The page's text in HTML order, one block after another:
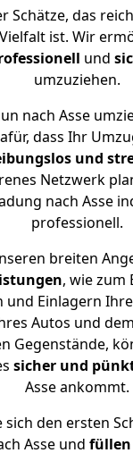
Schätze, das
ist. Wir
und
umzuziehen.
nach Asse
dass Ihr
und
Netzwerk
nach Asse
professionell.
breiten
, wie zum
und Einlagern
Autos und
Gegenstände,
sicher und
Asse ankommt.
sich den ersten
Asse und füllen